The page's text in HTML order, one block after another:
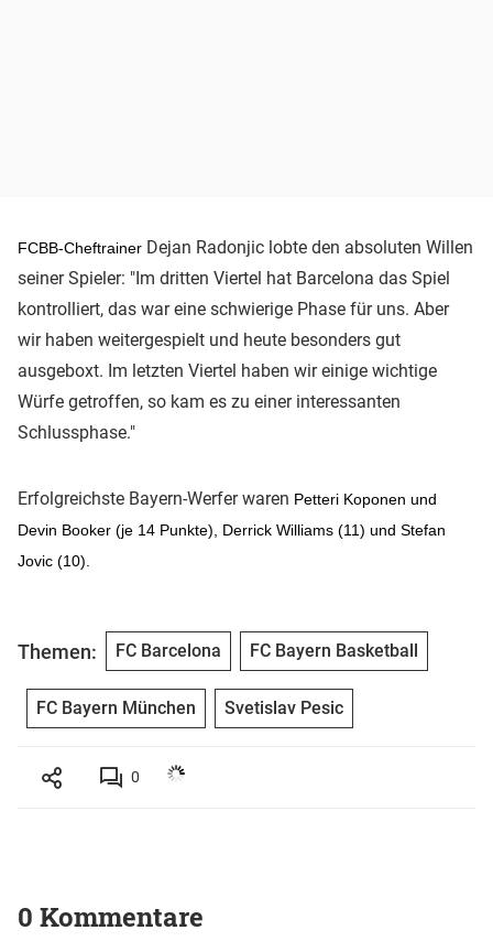
FCBB-Cheftrainer Dejan Radonjic lobte den absoluten Willen
seiner Spieler: "Im dritten Viertel hat Barcelona das Spiel
kontrolliert, das war eine schwierige Phase für uns. Aber
wir haben weitergespielt und heute besonders gut
ausgeboxt. Im letzten Viertel haben wir einige wichtige
Würfe getroffen, so kam es zu einer interessanten
Schlussphase."
Erfolgreichste Bayern-Werfer waren Petteri Koponen und
Devin Booker (je 14 Punkte), Derrick Williams (11) und Stefan
Jovic (10).
Themen: FC Barcelona FC Bayern Basketball
FC Bayern München Svetislav Pesic
0
0 Kommentare